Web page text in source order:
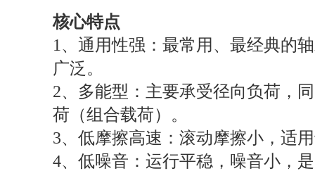
核心特点
1、通用性强：最常用、最经典的
广泛。
2、多能型：主要承受径向负荷，
荷（组合载荷）。
3、低摩擦高速：滚动摩擦小，适
4、低噪音：运行平稳，噪音小，